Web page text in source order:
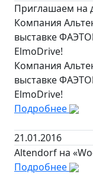
Приглашаем
Компания
выставке
ElmoDrive!
Компания
выставке
ElmoDrive!
Подробнее
21.01.2016
Altendorf на
Подробнее